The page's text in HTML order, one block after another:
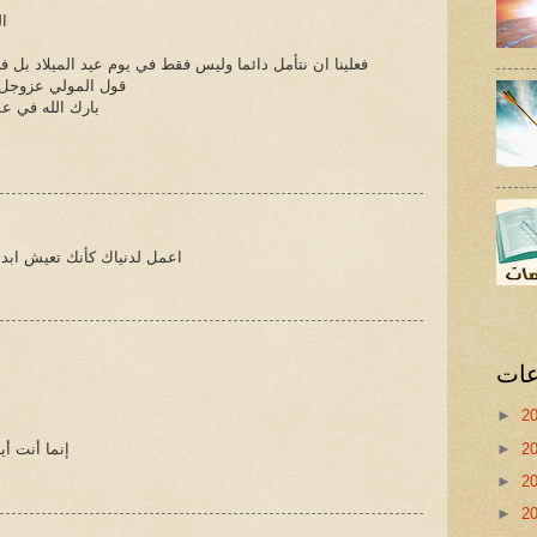
فعلينا ان نتأمل دائما وليس فقط في يوم عيد الميلاد بل
قول المولي
بارك الله في
اعمل لدنياك كأنك تعيش
إنما أنت
►
►
►
►